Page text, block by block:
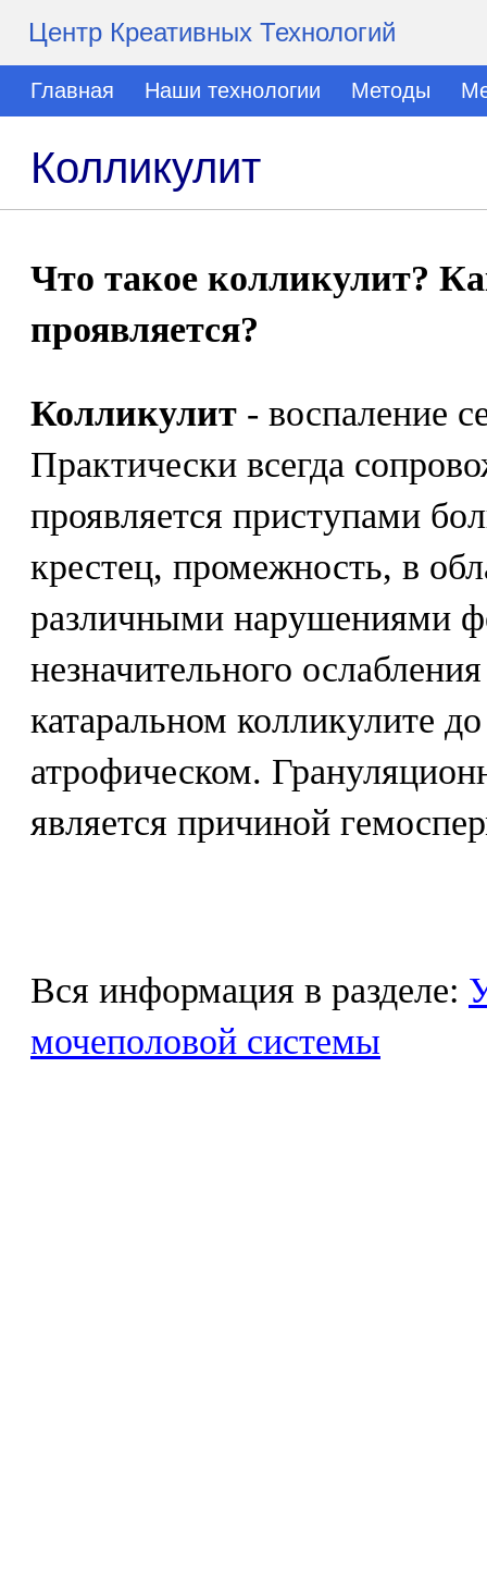
Центр Креативных Технологий
Главная Наши технологии Методы
Колликулит
Что такое колликулит?
проявляется?
Колликулит - воспаление
Практически всегда
проявляется приступами
крестец, промежность, в
различными нарушениями
незначительного
катаральном колликулите
атрофическом.
является причиной
Вся информация в разделе:
мочеполовой системы